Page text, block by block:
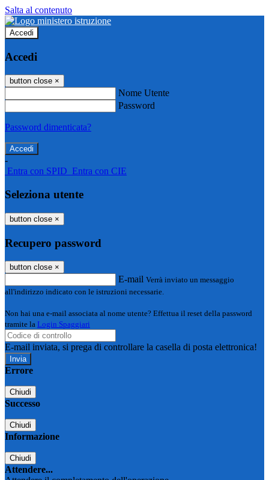
Salta al contenuto
Accedi
Accedi
button close ×
Nome Utente
Password
Password dimenticata?
-
Entra con SPID Entra con CIE
Seleziona utente
button close ×
Recupero password
button close ×
E-mail Verrà inviato un messaggio
all'indirizzo indicato con le istruzioni necessarie.
Non hai una e-mail associata al nome utente? Effettua il reset della password
tramite la Login Spaggiari
E-mail inviata, si prega di controllare la casella di posta elettronica!
Errore
Chiudi
Successo
Chiudi
Informazione
Chiudi
Attendere...